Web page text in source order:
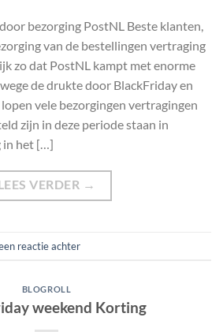
bezorging PostNL Beste klanten,
van de bestellingen vertraging
zo dat PostNL kampt met enorme
de drukte door BlackFriday en
vele bezorgingen vertragingen
zijn in deze periode staan in
in het […]
VERDER →
reactie achter
BLOGROLL
weekend Korting